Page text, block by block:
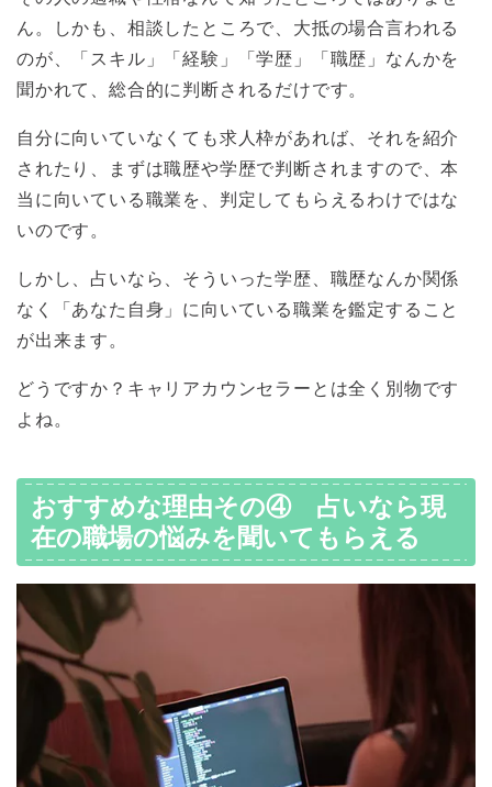
ん。しかも、相談したところで、大抵の場合言われる
のが、「スキル」「経験」「学歴」「職歴」なんかを
聞かれて、総合的に判断されるだけです。
自分に向いていなくても求人枠があれば、それを紹介
されたり、まずは職歴や学歴で判断されますので、本
当に向いている職業を、判定してもらえるわけではな
いのです。
しかし、占いなら、そういった学歴、職歴なんか関係
なく「あなた自身」に向いている職業を鑑定すること
が出来ます。
どうですか？キャリアカウンセラーとは全く別物です
よね。
おすすめな理由その④ 占いなら現
在の職場の悩みを聞いてもらえる